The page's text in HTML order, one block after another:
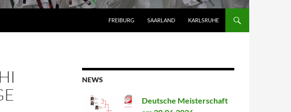
FREIBURG SAARLAND KARLSRUHE
NEWS
Deutsche Meisterschaft